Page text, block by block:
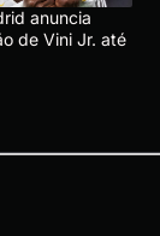
anuncia
de Vini Jr. até